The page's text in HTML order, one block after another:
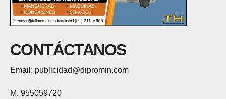
CONTÁCTANOS
Email: publicidad@dipromin.com
M. 955059720